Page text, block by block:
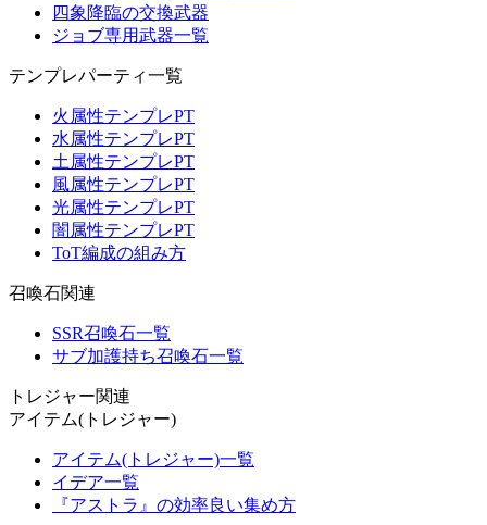
四象降臨の交換武器
ジョブ専用武器一覧
テンプレパーティ一覧
火属性テンプレPT
水属性テンプレPT
土属性テンプレPT
風属性テンプレPT
光属性テンプレPT
闇属性テンプレPT
ToT編成の組み方
召喚石関連
SSR召喚石一覧
サブ加護持ち召喚石一覧
トレジャー関連
アイテム(トレジャー)
アイテム(トレジャー)一覧
イデア一覧
『アストラ』の効率良い集め方